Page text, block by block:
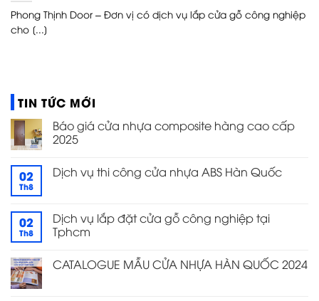
Phong Thịnh Door – Đơn vị có dịch vụ lắp cửa gỗ công nghiệp
cho [...]
TIN TỨC MỚI
Báo giá cửa nhựa composite hàng cao cấp
2025
02
Th8
Dịch vụ thi công cửa nhựa ABS Hàn Quốc
02
Th8
Dịch vụ lắp đặt cửa gỗ công nghiệp tại
Tphcm
CATALOGUE MẪU CỬA NHỰA HÀN QUỐC 2024